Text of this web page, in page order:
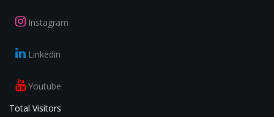
Instagram
Linkedin
Youtube
Total Visitors